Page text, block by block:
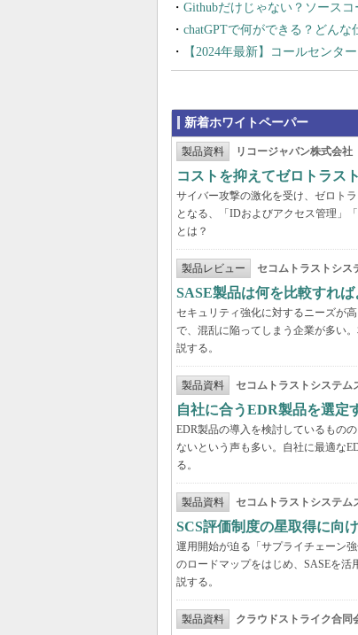
Githubだけじゃない？ソース
chatGPTで何ができる？どん
【2024年最新】コールセンタ
新着ホワイトペーパー
製品資料 リコージャパン株式会社
コストを抑えてゼロトラス
サイバー攻撃の激化を受け、ゼロト
となる、「IDおよびアクセス管理」
とは？
製品レビュー セコムトラストシス
SASE製品は何を比較すれ
セキュリティ強化に対するニーズが
で、混乱に陥ってしまう企業が多い
説する。
製品資料 セコムトラストシステム
自社に合うEDR製品を選定
EDR製品の導入を検討しているもの
ないという声も多い。自社に最適な
る。
製品資料 セコムトラストシステム
SCS評価制度の星取得に向
運用開始が迫る「サプライチェーン
のロードマップをはじめ、SASEを
説する。
製品資料 クラウドストライク合同